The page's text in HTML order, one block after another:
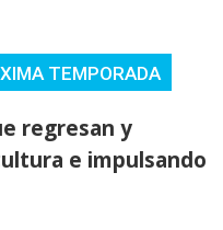
TEMPORADA
regresan y
e impulsando